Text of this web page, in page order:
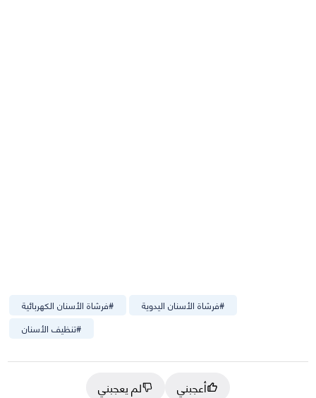
#فرشاة الأسنان الكهربائية #فرشاة الأسنان اليدوية
#تنظيف الأسنان
أعجبني
لم يعجبني